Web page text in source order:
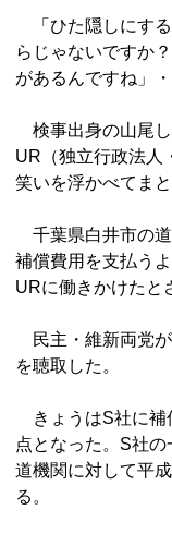
「ひた隠しにす
らじゃないですか
があるんですね」・
検事出身の山尾
UR（独立行政法人
笑いを浮かべてま
千葉県白井市の
補償費用を支払う
URに働きかけたと
民主・維新両党
を聴取した。
きょうはS社に補
点となった。S社
道機関に対して平
る。